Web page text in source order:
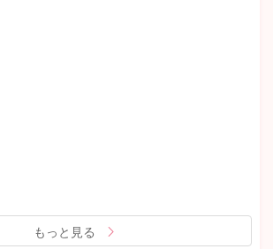
もっと見る